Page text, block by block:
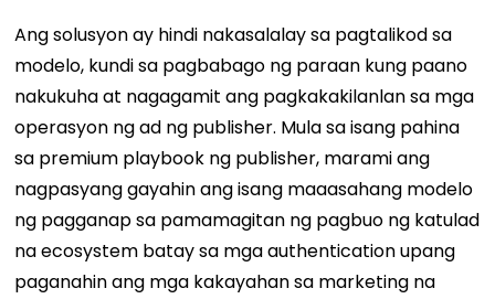
Ang solusyon ay hindi nakasalalay sa pagtalikod sa
modelo, kundi sa pagbabago ng paraan kung paano
nakukuha at nagagamit ang pagkakakilanlan sa mga
operasyon ng ad ng publisher. Mula sa isang pahina
sa premium playbook ng publisher, marami ang
nagpasyang gayahin ang isang maaasahang modelo
ng pagganap sa pamamagitan ng pagbuo ng katulad
na ecosystem batay sa mga authentication upang
paganahin ang mga kakayahan sa marketing na